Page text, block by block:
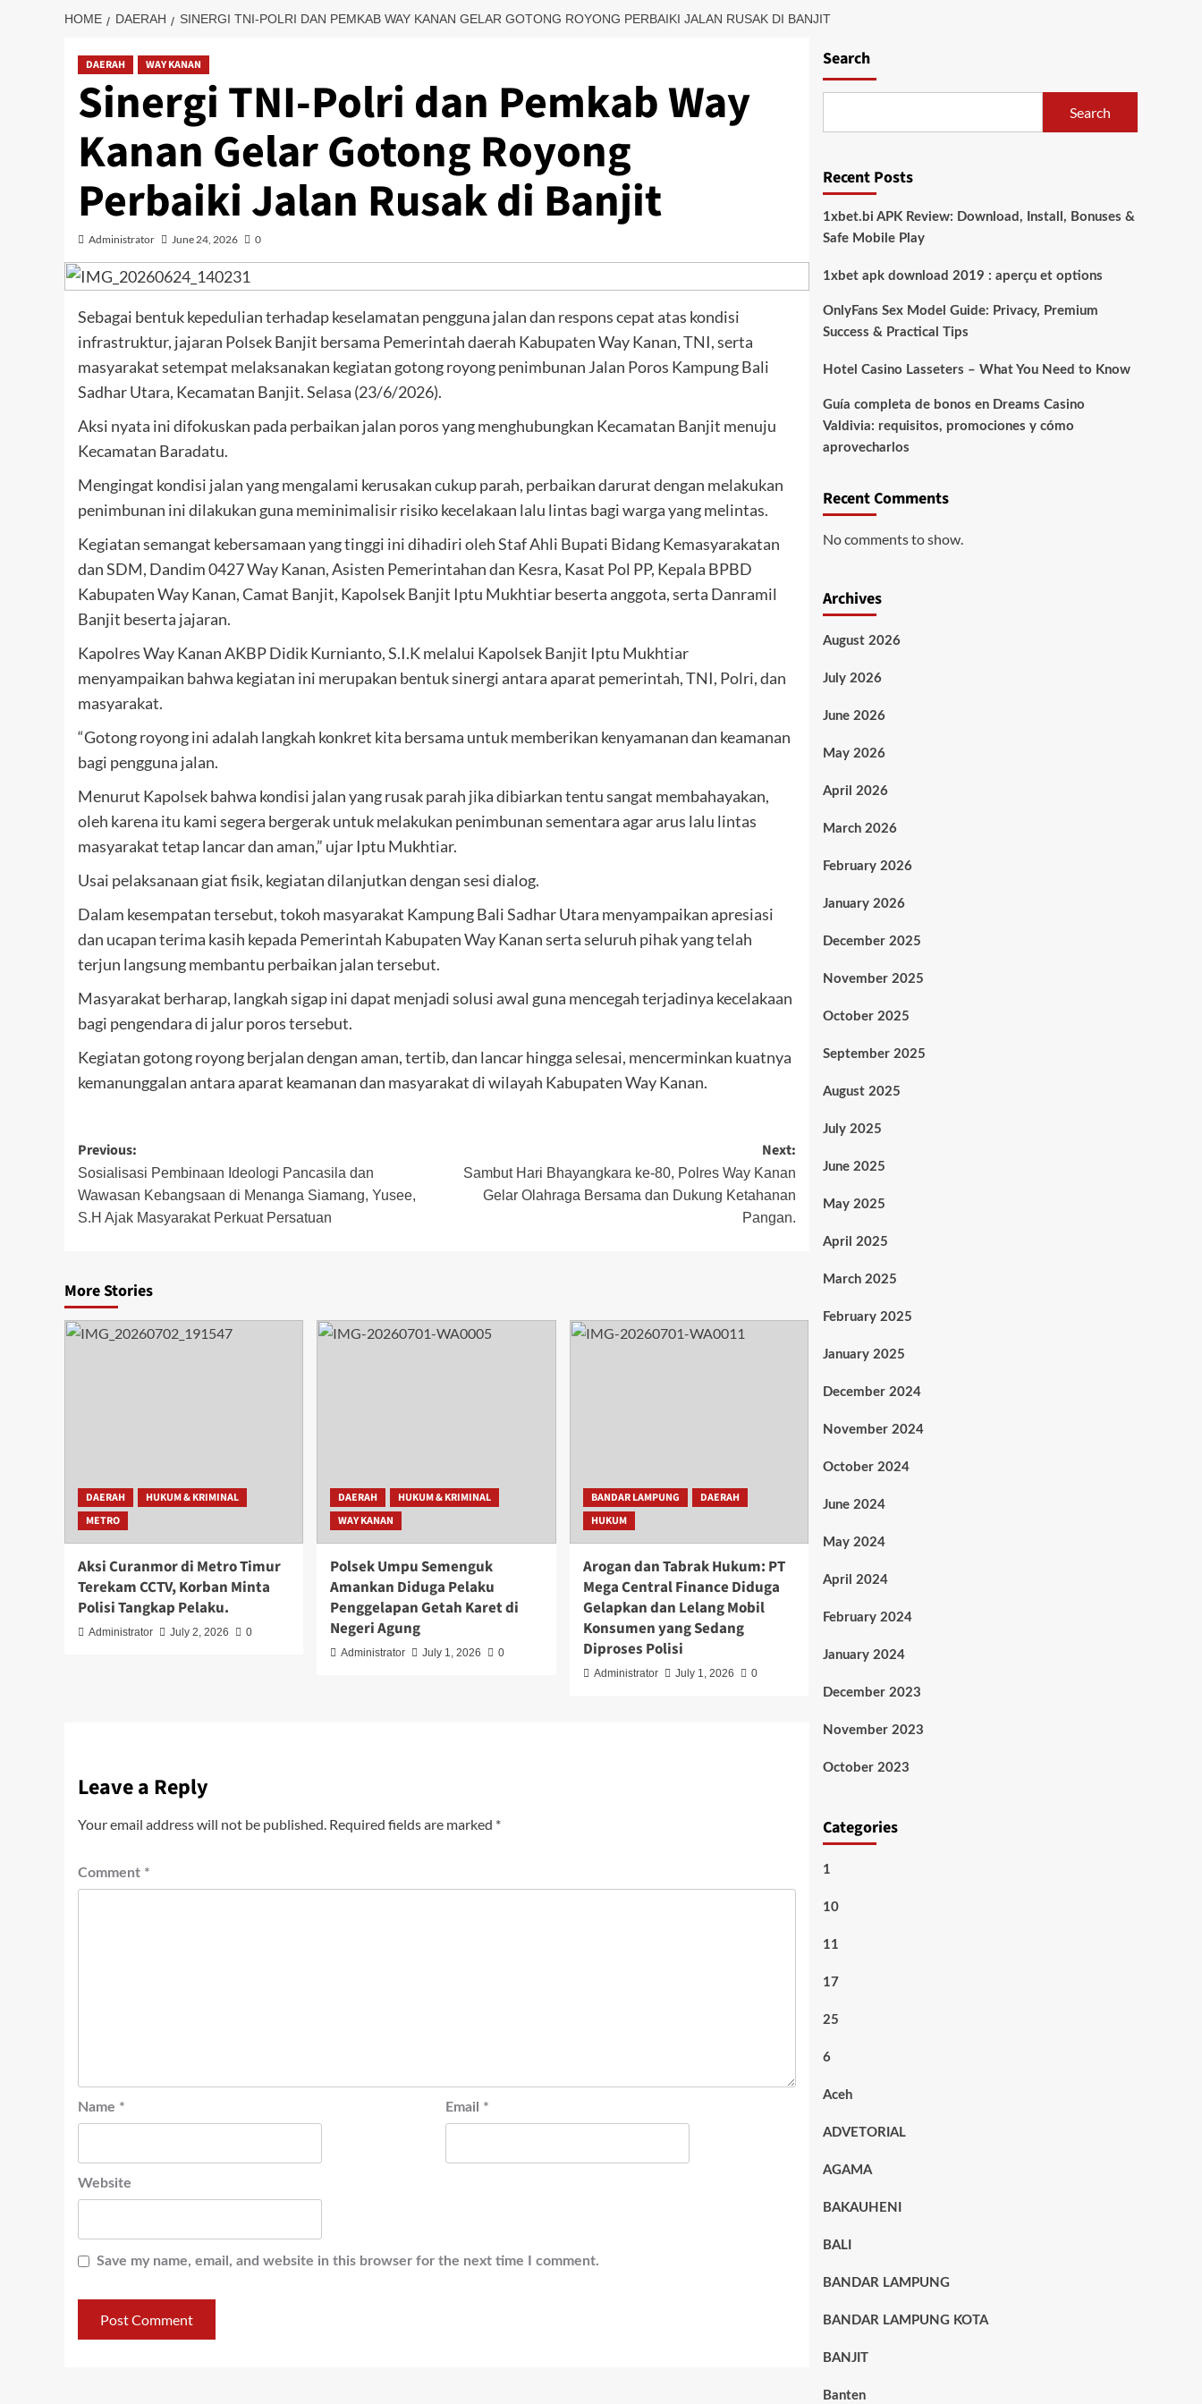
HOME DAERAH SINERGI TNI-POLRI DAN PEMKAB WAY KANAN GELAR GOTONG ROYONG PERBAIKI JALAN RUSAK DI BANJIT
DAERAH WAY KANAN
Sinergi TNI-Polri dan Pemkab Way
Kanan Gelar Gotong Royong
Perbaiki Jalan Rusak di Banjit
Administrator June 24, 2026 0
Sebagai bentuk kepedulian terhadap keselamatan pengguna jalan dan respons cepat atas kondisi
infrastruktur, jajaran Polsek Banjit bersama Pemerintah daerah Kabupaten Way Kanan, TNI, serta
masyarakat setempat melaksanakan kegiatan gotong royong penimbunan Jalan Poros Kampung Bali
Sadhar Utara, Kecamatan Banjit. Selasa (23/6/2026).
Aksi nyata ini difokuskan pada perbaikan jalan poros yang menghubungkan Kecamatan Banjit menuju
Kecamatan Baradatu.
Mengingat kondisi jalan yang mengalami kerusakan cukup parah, perbaikan darurat dengan melakukan
penimbunan ini dilakukan guna meminimalisir risiko kecelakaan lalu lintas bagi warga yang melintas.
Kegiatan semangat kebersamaan yang tinggi ini dihadiri oleh Staf Ahli Bupati Bidang Kemasyarakatan
dan SDM, Dandim 0427 Way Kanan, Asisten Pemerintahan dan Kesra, Kasat Pol PP, Kepala BPBD
Kabupaten Way Kanan, Camat Banjit, Kapolsek Banjit Iptu Mukhtiar beserta anggota, serta Danramil
Banjit beserta jajaran.
Kapolres Way Kanan AKBP Didik Kurnianto, S.I.K melalui Kapolsek Banjit Iptu Mukhtiar
menyampaikan bahwa kegiatan ini merupakan bentuk sinergi antara aparat pemerintah, TNI, Polri, dan
masyarakat.
“Gotong royong ini adalah langkah konkret kita bersama untuk memberikan kenyamanan dan keamanan
bagi pengguna jalan.
Menurut Kapolsek bahwa kondisi jalan yang rusak parah jika dibiarkan tentu sangat membahayakan,
oleh karena itu kami segera bergerak untuk melakukan penimbunan sementara agar arus lalu lintas
masyarakat tetap lancar dan aman,” ujar Iptu Mukhtiar.
Usai pelaksanaan giat fisik, kegiatan dilanjutkan dengan sesi dialog.
Dalam kesempatan tersebut, tokoh masyarakat Kampung Bali Sadhar Utara menyampaikan apresiasi
dan ucapan terima kasih kepada Pemerintah Kabupaten Way Kanan serta seluruh pihak yang telah
terjun langsung membantu perbaikan jalan tersebut.
Masyarakat berharap, langkah sigap ini dapat menjadi solusi awal guna mencegah terjadinya kecelakaan
bagi pengendara di jalur poros tersebut.
Kegiatan gotong royong berjalan dengan aman, tertib, dan lancar hingga selesai, mencerminkan kuatnya
kemanunggalan antara aparat keamanan dan masyarakat di wilayah Kabupaten Way Kanan.
Post
navigation
Previous:
Sosialisasi Pembinaan Ideologi Pancasila dan
Wawasan Kebangsaan di Menanga Siamang, Yusee,
S.H Ajak Masyarakat Perkuat Persatuan
Next:
Sambut Hari Bhayangkara ke-80, Polres Way Kanan
Gelar Olahraga Bersama dan Dukung Ketahanan
Pangan.
More Stories
DAERAH
HUKUM & KRIMINAL
METRO
Aksi Curanmor di Metro Timur
Terekam CCTV, Korban Minta
Polisi Tangkap Pelaku.
Administrator July 2, 2026 0
DAERAH
HUKUM & KRIMINAL
WAY KANAN
Polsek Umpu Semenguk
Amankan Diduga Pelaku
Penggelapan Getah Karet di
Negeri Agung
Administrator July 1, 2026 0
BANDAR LAMPUNG
DAERAH
HUKUM
Arogan dan Tabrak Hukum: PT
Mega Central Finance Diduga
Gelapkan dan Lelang Mobil
Konsumen yang Sedang
Diproses Polisi
Administrator July 1, 2026 0
Leave a Reply
Your email address will not be published. Required fields are marked *
Comment *
Name * Email *
Website
Save my name, email, and website in this browser for the next time I comment.
Search
Search
Recent Posts
1xbet.bi APK Review: Download, Install, Bonuses &
Safe Mobile Play
1xbet apk download 2019 : aperçu et options
OnlyFans Sex Model Guide: Privacy, Premium
Success & Practical Tips
Hotel Casino Lasseters – What You Need to Know
Guía completa de bonos en Dreams Casino
Valdivia: requisitos, promociones y cómo
aprovecharlos​
Recent Comments
No comments to show.
Archives
August 2026
July 2026
June 2026
May 2026
April 2026
March 2026
February 2026
January 2026
December 2025
November 2025
October 2025
September 2025
August 2025
July 2025
June 2025
May 2025
April 2025
March 2025
February 2025
January 2025
December 2024
November 2024
October 2024
June 2024
May 2024
April 2024
February 2024
January 2024
December 2023
November 2023
October 2023
Categories
1
10
11
17
25
6
Aceh
ADVETORIAL
AGAMA
BAKAUHENI
BALI
BANDAR LAMPUNG
BANDAR LAMPUNG KOTA
BANJIT
Banten